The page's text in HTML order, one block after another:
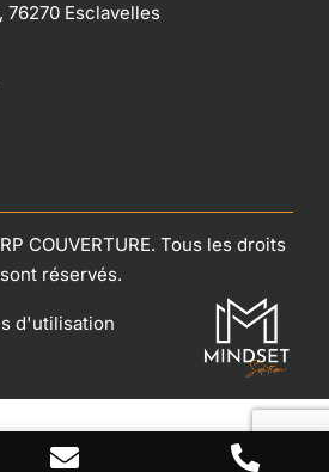
76270 Esclavelles
COUVERTURE. Tous les droits
sont réservés.
d'utilisation